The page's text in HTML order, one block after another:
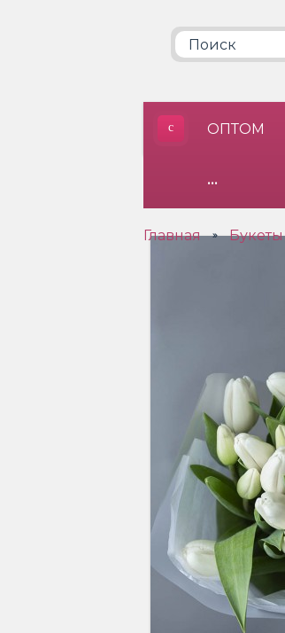
ОПТОМ
•••
Главная » Букеты